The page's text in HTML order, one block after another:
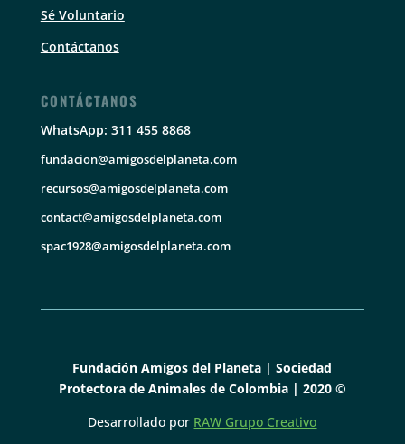
Sé Voluntario
Contáctanos
CONTÁCTANOS
WhatsApp: 311 455 8868
fundacion@amigosdelplaneta.com
recursos@amigosdelplaneta.com
contact@amigosdelplaneta.com
spac1928@amigosdelplaneta.com
Fundación Amigos del Planeta | Sociedad
Protectora de Animales de Colombia | 2020 ©
Desarrollado por RAW Grupo Creativo